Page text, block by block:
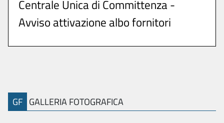
Centrale Unica di Committenza -
Avviso attivazione albo fornitori
GF GALLERIA FOTOGRAFICA